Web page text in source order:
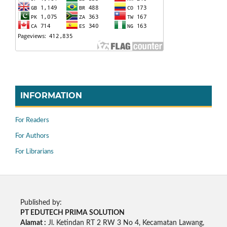
INFORMATION
For Readers
For Authors
For Librarians
Published by:
PT EDUTECH PRIMA SOLUTION
Alamat : Jl. Ketindan RT 2 RW 3 No 4, Kecamatan Lawang,